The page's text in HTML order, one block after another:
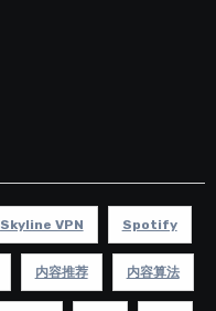
Skyline VPN Spotify
内容推荐 内容算法